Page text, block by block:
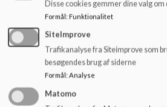
Ved bedømmelse af skriftlige
På 1. til 6. klassetrin gives ikke
skriftlig bedømmelse.
Efter jul på 7. klassetrin kan den
skriftlige opgaver suppleres af en
På 8. og 9. klassetrin gives såvel en
Disse cookies gemmer dine valg
Formål: Funktionalitet
SiteImprove
Trafikanalyse fra Siteimprove som
besøgendes brug af siderne
Formål : Analyse
Matomo